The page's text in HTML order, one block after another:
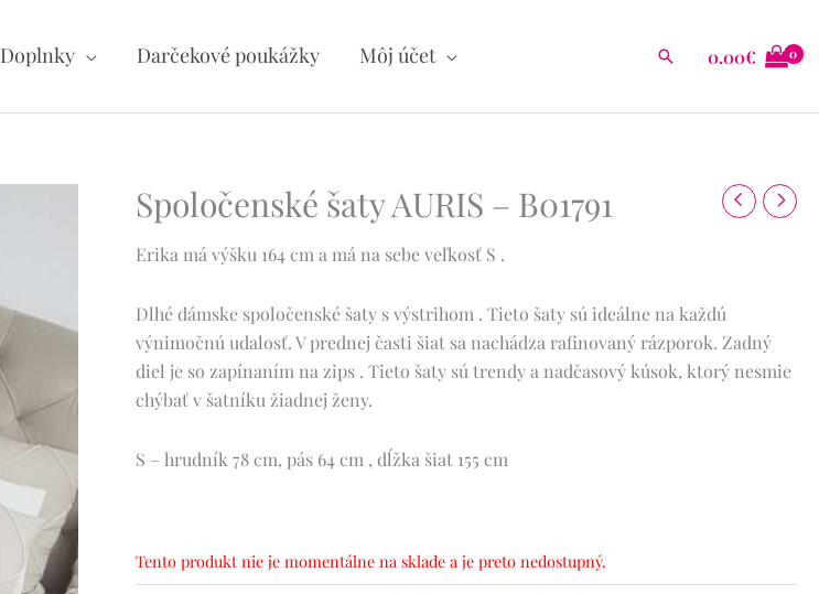
Doplnky Darčekové poukážky Môj účet Hľadať0.00€
Spoločenské šaty AURIS – B01791
Erika má výšku 164 cm a má na sebe veľkosť S .
Dlhé dámske spoločenské šaty s výstrihom . Tieto šaty sú ideálne na každú
výnimočnú udalosť. V prednej časti šiat sa nachádza rafinovaný rázporok. Zadný
diel je so zapínaním na zips . Tieto šaty sú trendy a nadčasový kúsok, ktorý nesmie
chýbať v šatníku žiadnej ženy.
S – hrudník 78 cm, pás 64 cm , dĺžka šiat 155 cm
Tento produkt nie je momentálne na sklade a je preto nedostupný.